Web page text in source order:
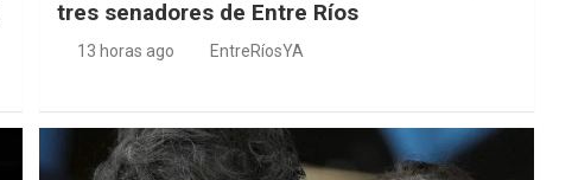
tres senadores de Entre Ríos
13 horas ago EntreRíosYA